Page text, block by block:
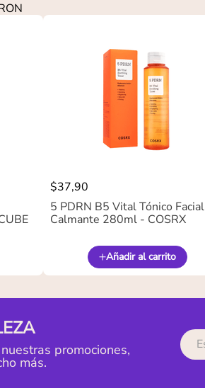
$37,90
5 PDRN B5 Vital Tónico Facial
Calmante 280ml - COSRX
Añadir al carrito
promociones,
más.